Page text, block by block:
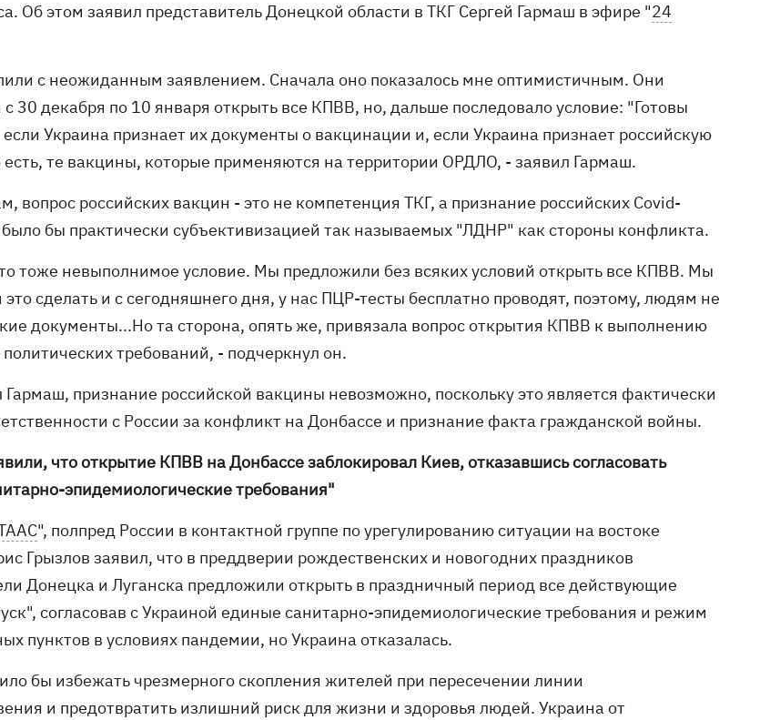
Об этом заявил представитель Донецкой области в ТКГ Сергей Гармаш в эфире "24
с неожиданным заявлением. Сначала оно показалось мне оптимистичным. Они
30 декабря по 10 января открыть все КПВВ, но, дальше последовало условие: "Готовы
если Украина признает их документы о вакцинации и, если Украина признает российскую
есть, те вакцины, которые применяются на территории ОРДЛО, - заявил Гармаш.
вопрос российских вакцин - это не компетенция ТКГ, а признание российских Covid-
бы практически субъективизацией так называемых "ЛДНР" как стороны конфликта.
тоже невыполнимое условие. Мы предложили без всяких условий открыть все КПВВ. Мы
сделать и с сегодняшнего дня, у нас ПЦР-тесты бесплатно проводят, поэтому, людям не
документы...Но та сторона, опять же, привязала вопрос открытия КПВВ к выполнению
требований, - подчеркнул он.
Гармаш, признание российской вакцины невозможно, поскольку это является фактически
с России за конфликт на Донбассе и признание факта гражданской войны.
что открытие КПВВ на Донбассе заблокировал Киев, отказавшись согласовать
эпидемиологические требования"
", полпред России в контактной группе по урегулированию ситуации на востоке
Грызлов заявил, что в преддверии рождественских и новогодних праздников
Донецка и Луганска предложили открыть в праздничный период все действующие
согласовав с Украиной единые санитарно-эпидемиологические требования и режим
пунктов в условиях пандемии, но Украина отказалась.
бы избежать чрезмерного скопления жителей при пересечении линии
и предотвратить излишний риск для жизни и здоровья людей. Украина от